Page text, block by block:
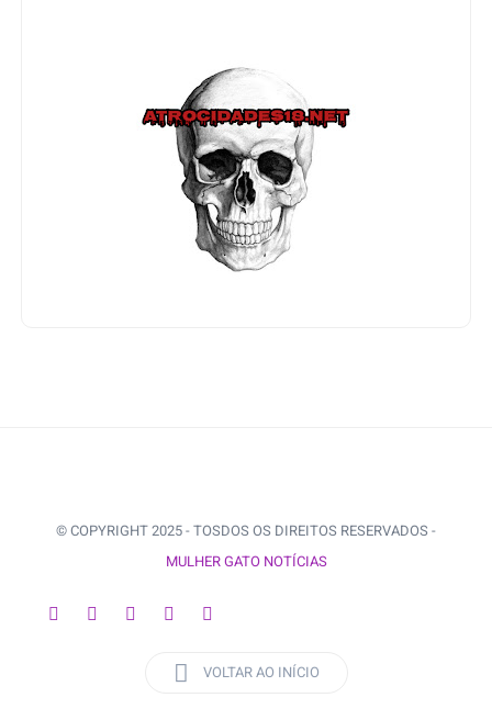
© COPYRIGHT 2025 - TOSDOS OS DIREITOS RESERVADOS -
MULHER GATO NOTÍCIAS
VOLTAR AO INÍCIO